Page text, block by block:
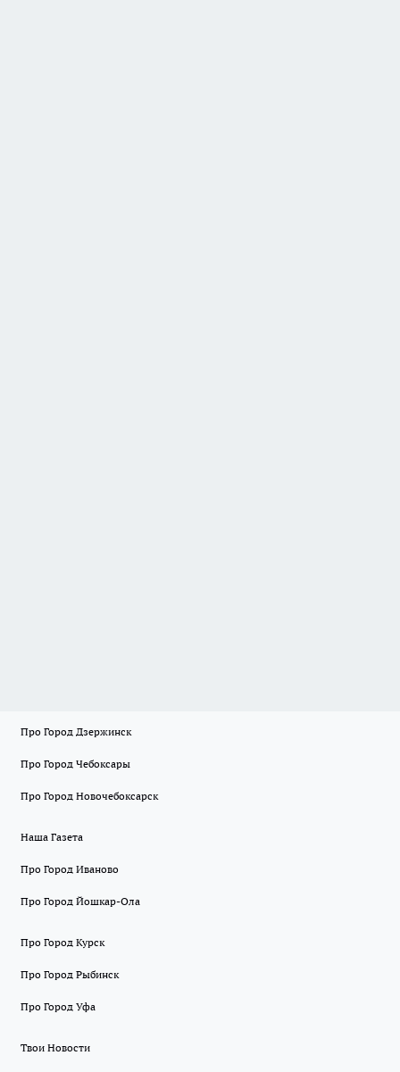
Про Город Дзержинск
Про Город Чебоксары
Про Город Новочебоксарск
Наша Газета
Про Город Иваново
Про Город Йошкар-Ола
Про Город Курск
Про Город Рыбинск
Про Город Уфа
Твои Новости